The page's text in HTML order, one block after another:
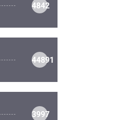
4842
44891
3997